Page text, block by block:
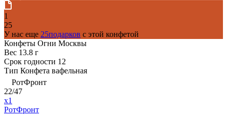
1
25
У нас еще 25подарков с этой конфетой
Конфеты Огни Москвы
Вес 13.8 г
Срок годности 12
Тип Конфета вафельная
РотФронт
22/47
x1
РотФронт